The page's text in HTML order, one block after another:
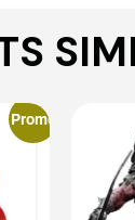
Promo